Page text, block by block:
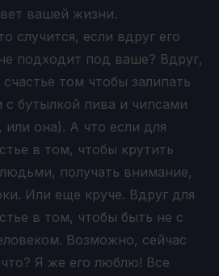
вашей жизни.
случится, если вдруг его
подходит под ваше? Вдруг,
том чтобы залипать
с бутылкой пива и чипсами
она). А что если для
в том, чтобы крутить
получать внимание,
Или еще круче. Вдруг для
в том, чтобы быть не с
Возможно, сейчас
Я же его люблю! Все